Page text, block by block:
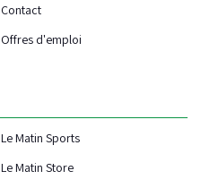
Contact
Offres d'emploi
Le Matin Sports
Le Matin Store